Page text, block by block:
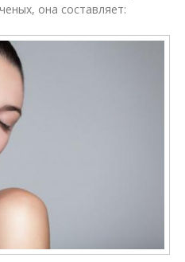
она составляет: